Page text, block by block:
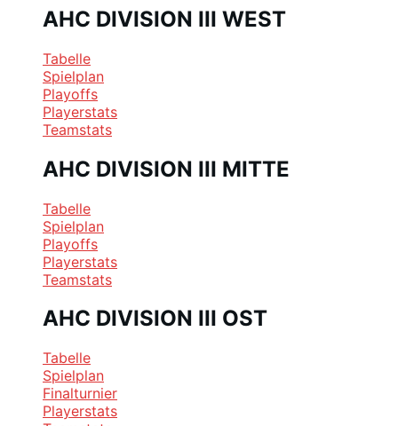
AHC DIVISION III WEST
Tabelle
Spielplan
Playoffs
Playerstats
Teamstats
AHC DIVISION III MITTE
Tabelle
Spielplan
Playoffs
Playerstats
Teamstats
AHC DIVISION III OST
Tabelle
Spielplan
Finalturnier
Playerstats